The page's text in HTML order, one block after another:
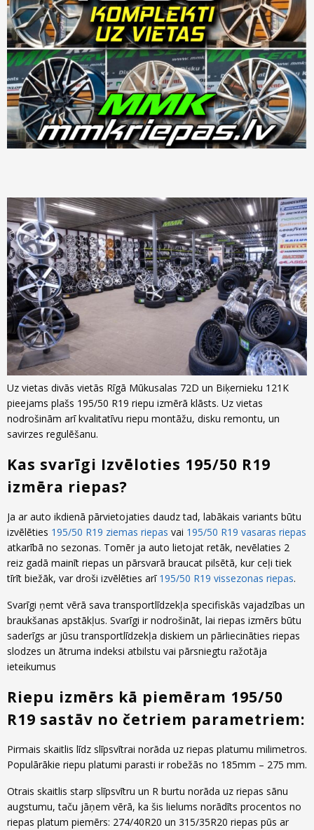
Uz vietas divās vietās Rīgā Mūkusalas 72D un Biķernieku 121K
pieejams plašs 195/50 R19 riepu izmērā klāsts. Uz vietas
nodrošinām arī kvalitatīvu riepu montāžu, disku remontu, un
savirzes regulēšanu.
Kas svarīgi Izvēloties 195/50 R19
izmēra riepas?
Ja ar auto ikdienā pārvietojaties daudz tad, labākais variants būtu
izvēlēties 195/50 R19 ziemas riepas vai 195/50 R19 vasaras riepas
atkarībā no sezonas. Tomēr ja auto lietojat retāk, nevēlaties 2
reiz gadā mainīt riepas un pārsvarā braucat pilsētā, kur ceļi tiek
tīrīt biežāk, var droši izvēlēties arī 195/50 R19 vissezonas riepas.
Svarīgi ņemt vērā sava transportlīdzekļa specifiskās vajadzības un
braukšanas apstākļus. Svarīgi ir nodrošināt, lai riepas izmērs būtu
saderīgs ar jūsu transportlīdzekļa diskiem un pārliecināties riepas
slodzes un ātruma indeksi atbilstu vai pārsniegtu ražotāja
ieteikumus
Riepu izmērs kā piemēram 195/50
R19 sastāv no četriem parametriem:
Pirmais skaitlis līdz slīpsvītrai norāda uz riepas platumu milimetros.
Populārākie riepu platumi parasti ir robežās no 185mm – 275 mm.
Otrais skaitlis starp slīpsvītru un R burtu norāda uz riepas sānu
augstumu, taču jāņem vērā, ka šis lielums norādīts procentos no
riepas platum piemērs: 274/40R20 un 315/35R20 riepas pūs ar